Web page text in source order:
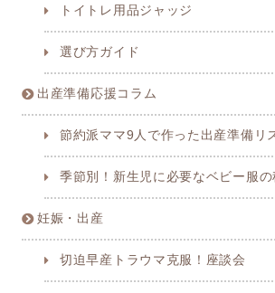
トイトレ用品ジャッジ
選び方ガイド
出産準備応援コラム
節約派ママ9人で作った出産準備リ
季節別！新生児に必要なベビー服の
妊娠・出産
切迫早産トラウマ克服！座談会